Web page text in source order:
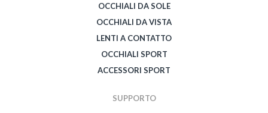
OCCHIALI DA SOLE
OCCHIALI DA VISTA
LENTI A CONTATTO
OCCHIALI SPORT
ACCESSORI SPORT
SUPPORTO